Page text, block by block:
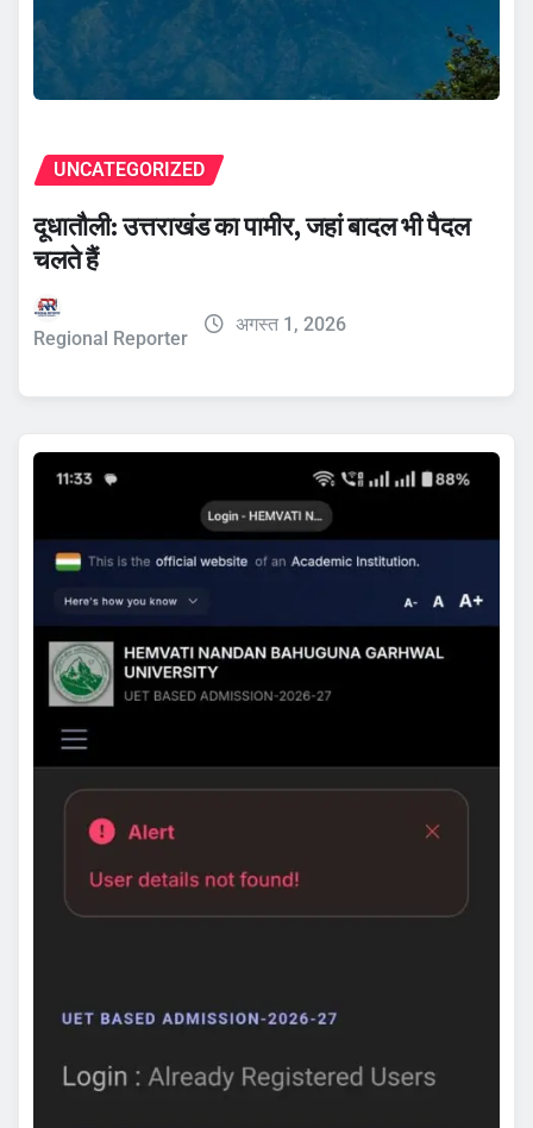
UNCATEGORIZED
दूधातौली: उत्तराखंड का पामीर, जहां बादल भी पैदल
चलते हैं
Regional Reporter
अगस्त 1, 2026